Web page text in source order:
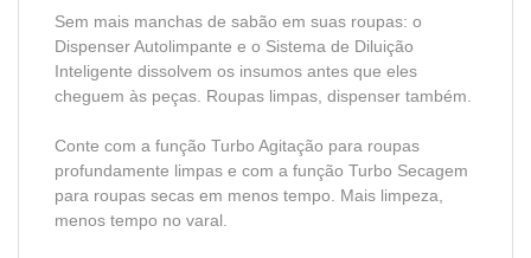
Sem mais manchas de sabão em suas roupas: o
Dispenser Autolimpante e o Sistema de Diluição
Inteligente dissolvem os insumos antes que eles
cheguem às peças. Roupas limpas, dispenser também.
Conte com a função Turbo Agitação para roupas
profundamente limpas e com a função Turbo Secagem
para roupas secas em menos tempo. Mais limpeza,
menos tempo no varal.